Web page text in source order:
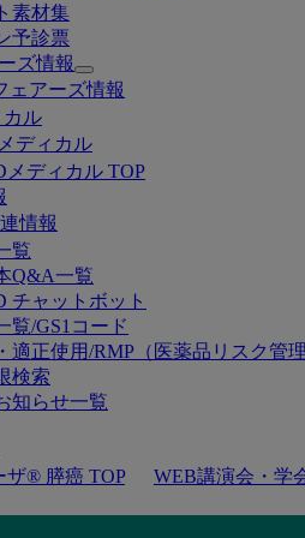
素材集
予診票
ズ情報
Open
submenu
ェアーズ情報
カル
ディカル
メディカル TOP
情報
覧
Q&A一覧
チャットボット
覧/GS1コード
適正使用/RMP（医薬品リスク管理
検索
知らせ一覧
ザ® 膵癌 TOP WEB講演会・学